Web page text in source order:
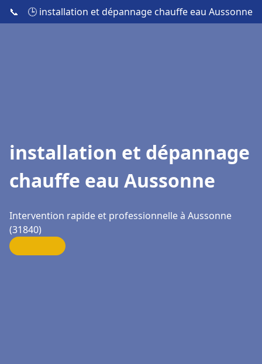
📞 🕒 installation et dépannage chauffe eau Aussonne
installation et dépannage
chauffe eau Aussonne
Intervention rapide et professionnelle à Aussonne
(31840)